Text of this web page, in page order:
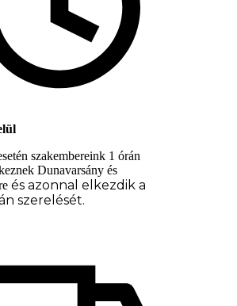
szakembereink 1 órán
Dunavarsány és
és azonnal elkezdik a
szerelését.